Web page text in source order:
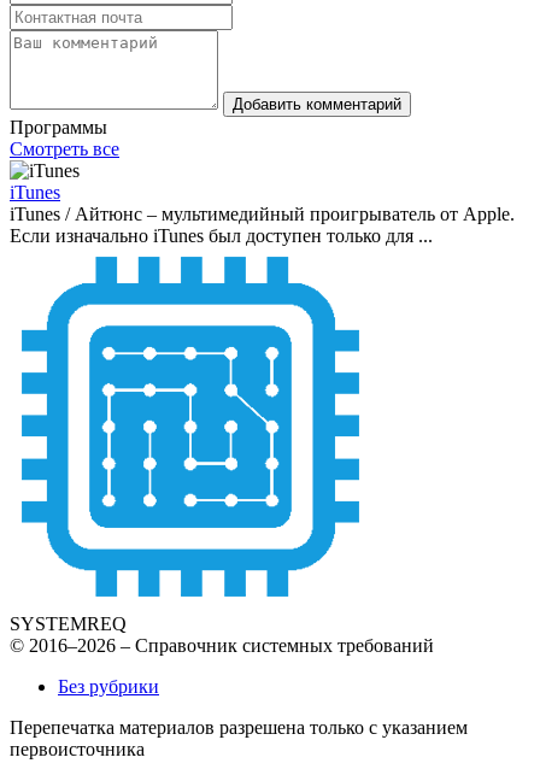
Добавить комментарий
Программы
Смотреть все
iTunes
iTunes / Айтюнс – мультимедийный проигрыватель от Apple.
Если изначально iTunes был доступен только для ...
SYSTEMREQ
© 2016–2026 – Справочник системных требований
Без рубрики
Перепечатка материалов разрешена только с указанием
первоисточника